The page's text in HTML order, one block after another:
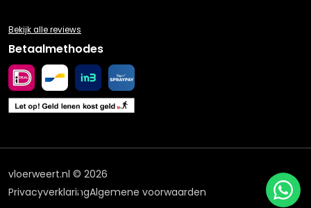
Bekijk alle reviews
Betaalmethodes
vloerweert.nl © 2026
PrivacyverklaringAlgemene voorwaarden